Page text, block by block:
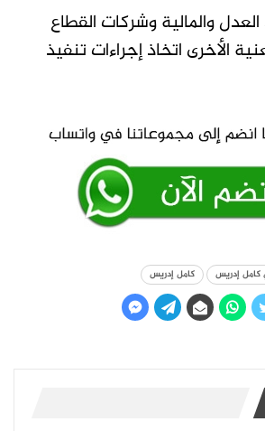
العدل والمالية وشركات القطاع
الأخرى اتخاذ إجراءات تنفيذ
كامل إدريس كامل إدريس